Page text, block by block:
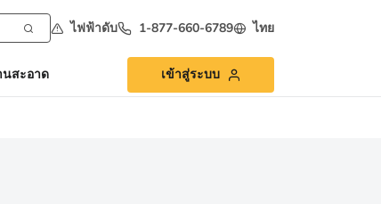
ไฟฟ้าดับ 1-877-660-6789 ไทย
นสะอาด เข้าสู่ระบบ